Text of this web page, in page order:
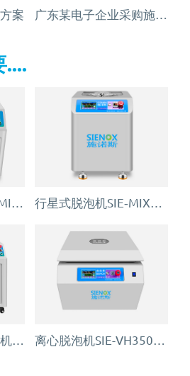
案 广东某电子企业采购施诺真空斯搅拌脱泡机